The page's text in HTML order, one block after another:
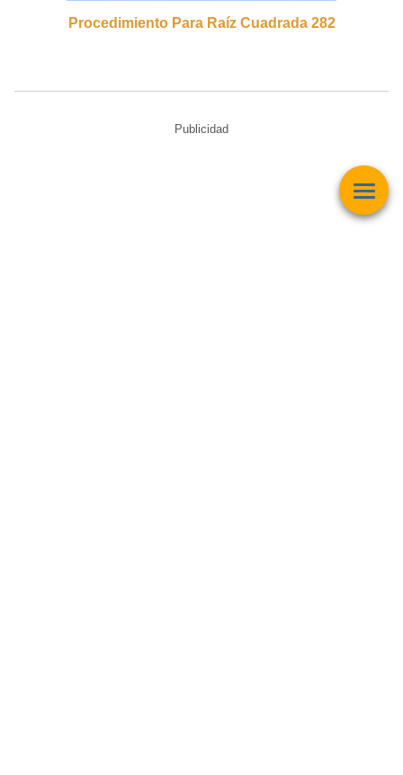
Procedimiento Para Raíz Cuadrada 282
Publicidad